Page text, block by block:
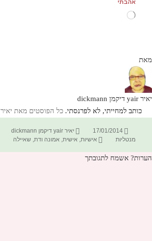
טוען...
מאת
יאיר yair דיקמן dickmann
כותב למחייתי, לא לפרנסתי. כל הפוסטים מאת יאיר yair דיקמן dickmann‏
פורסם
בתאריך
17/01/2014 מחבר
יאיר yair דיקמן dickmann
מנטליות
תגיות
אישיות אישית אמונה ודת ,שאיילה
הערות? אשמח לתגובתך